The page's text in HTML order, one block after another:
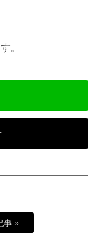
。
事 »